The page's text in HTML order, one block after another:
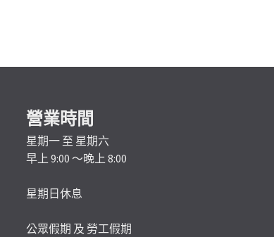
營業時間
星期一 至 星期六
早上 9:00 ～晚上 8:00
星期日休息
公眾假期 及 勞工假期